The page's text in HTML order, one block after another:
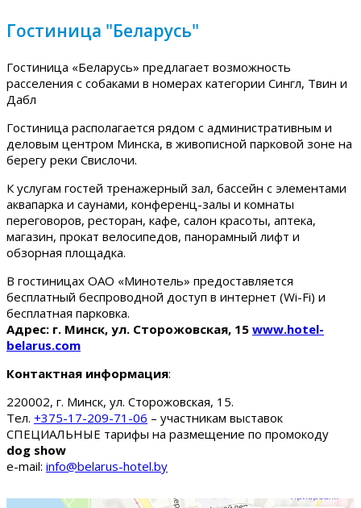
Гостиница "Беларусь"
Гостиница «Беларусь» предлагает возможность
расселения с собаками в номерах категории Сингл, Твин и
Дабл
Гостиница располагается рядом с административным и
деловым центром Минска, в живописной парковой зоне на
берегу реки Свислочи.
К услугам гостей тренажерный зал, бассейн с элементами
аквапарка и саунами, конференц-залы и комнаты
переговоров, ресторан, кафе, салон красоты, аптека,
магазин, прокат велосипедов, панорамный лифт и
обзорная площадка.
В гостиницах ОАО «Минотель» предоставляется
бесплатный беспроводной доступ в интернет (Wi-Fi) и
бесплатная парковка.
Адрес: г. Минск, ул. Сторожовская, 15 www.hotel-
belarus.com
Контактная информация:
220002, г. Минск, ул. Сторожовская, 15.
Тел. +375-17-209-71-06 – участникам выставок
СПЕЦИАЛЬНЫЕ тарифы на размещение по промокоду
dog show
e-mail: info@belarus-hotel.by